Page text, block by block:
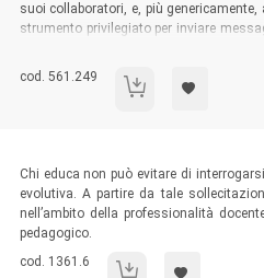
suoi collaboratori, e, più
strumento privilegiato per inviare
capacità di costruirle e di porgerle.
autentico best seller tra i volumi di
Codice libro:
cod. 561.249 Giardinieri, principesse,
Sommario:
Chi educa non può evitare di
evolutiva. A partire da tale
nell’ambito della professionalità
pedagogico.
Codice libro:
cod. 1361.6 Formarsi alla cura